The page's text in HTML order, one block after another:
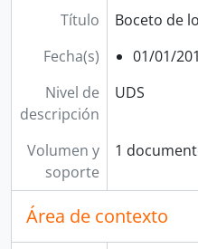
Título
Boceto de
Fecha(s)
01/01/
Nivel de
descripción
UDS
Volumen y
soporte
1
Área de contexto